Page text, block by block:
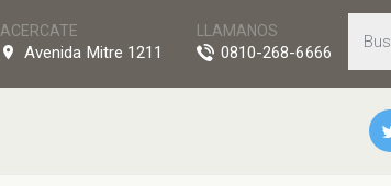
LLAMANOS
0810-268-6666
ACERCATE
Avenida Mitre 1211